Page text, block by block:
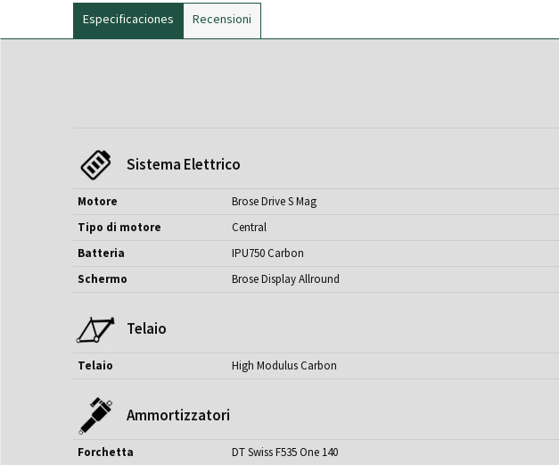
Especificaciones
Sistema Elettrico
Motore
Brose Drive S Mag
Tipo di motore
Central
Batteria
IPU750 Carbon
Schermo
Brose Display Allround
Telaio
Telaio High Modulus Carbon
Ammortizzatori
Forchetta DT Swiss F535 One 140
Recensioni